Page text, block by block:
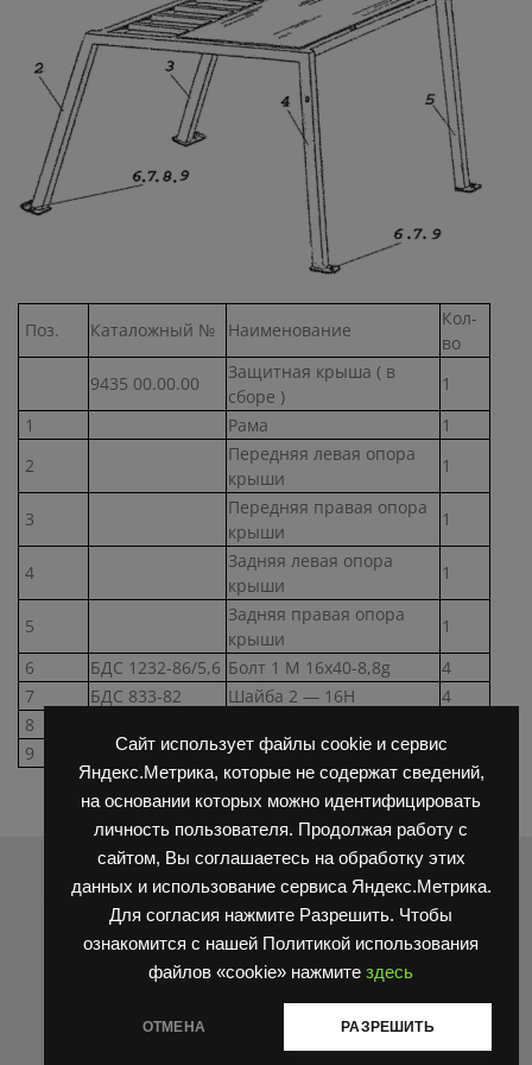
Сайт использует файлы cookie и сервис
Яндекс.Метрика, которые не содержат сведений,
на основании которых можно идентифицировать
личность пользователя. Продолжая работу с
сайтом, Вы соглашаетесь на обработку этих
данных и использование сервиса Яндекс.Метрика.
Для согласия нажмите Разрешить. Чтобы
ознакомится с нашей Политикой использования
файлов «cookie» нажмите здесь
ОТМЕНА РАЗРЕШИТЬ
Поз. Каталожный № Наименование
Кол-
во
9435 00.00.00
Защитная крыша ( в
сборе )
1
1
Рама
1
2
Передняя левая опора
крыши
1
3
Передняя правая опора
крыши
1
4
Задняя левая опора
крыши
1
5
Задняя правая опора
крыши
1
6
БДС 1232-86/5,6 Болт 1 М 16х40-8,8g
4
7
БДС 833-82 Шайба 2 — 16H
4
8
9
БДС 14494-78 Шайба М16 4
Распродажа
Блокировка король HC (HANGCHA) N163-220018-000